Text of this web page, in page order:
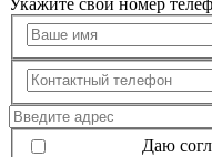
Укажите свой номер
Даю